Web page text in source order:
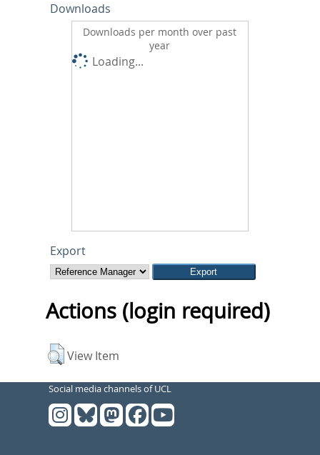
Downloads
Downloads per month over past
year
Loading...
Export
Actions (login required)
View Item
Social media channels of UCL